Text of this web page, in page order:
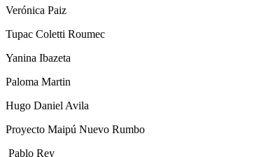
Verónica Paiz
Tupac Coletti Roumec
Yanina Ibazeta
Paloma Martin
Hugo Daniel Avila
Proyecto Maipú Nuevo Rumbo
Pablo Rey